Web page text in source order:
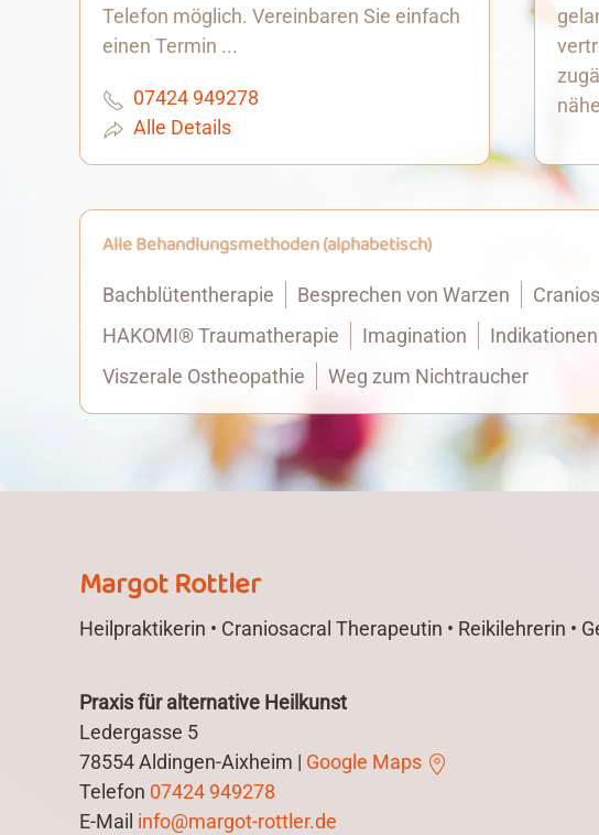
Telefon möglich. Vereinbaren Sie einfach
einen Termin ...
07424 949278
Alle Details
Alle Behandlungsmethoden (alphabetisch)
Bachblütentherapie Besprechen von Warzen
HAKOMI® Traumatherapie
Imagination
Viszerale Ostheopathie
Weg zum Nichtraucher
Margot Rottler
Heilpraktikerin • Craniosacral Therapeutin • Reikilehrerin •
Praxis für alternative Heilkunst
Ledergasse 5
78554 Aldingen-Aixheim | Google Maps
Telefon 07424 949278
E-Mail info@margot-rottler.de